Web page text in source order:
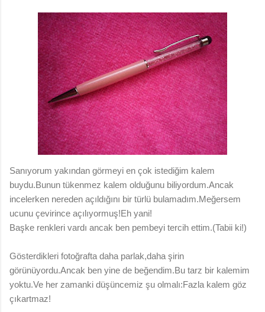
Sanıyorum yakından görmeyi en çok istediğim kalem
buydu.Bunun tükenmez kalem olduğunu biliyordum.Ancak
incelerken nereden açıldığını bir türlü bulamadım.Meğersem
ucunu çevirince açılıyormuş!Eh yani!
Başke renkleri vardı ancak ben pembeyi tercih ettim.(Tabii ki!)
Gösterdikleri fotoğrafta daha parlak,daha şirin
görünüyordu.Ancak ben yine de beğendim.Bu tarz bir kalemim
yoktu.Ve her zamanki düşüncemiz şu olmalı:Fazla kalem göz
çıkartmaz!